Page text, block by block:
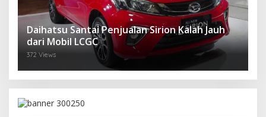
Daihatsu Santai Penjualan Sirion Kalah Jauh
dari Mobil LCGC
372 Views